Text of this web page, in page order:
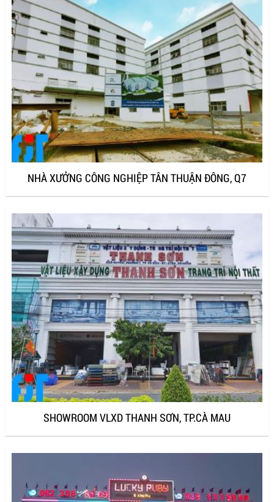
NHÀ XƯỞNG CÔNG NGHIỆP TÂN THUẬN ĐÔNG, Q7
SHOWROOM VLXD THANH SƠN, TP.CÀ MAU